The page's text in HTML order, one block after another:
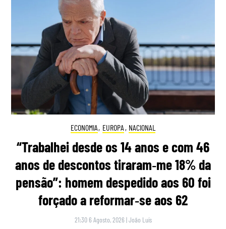
ECONOMIA, EUROPA , NACIONAL
“Trabalhei desde os 14 anos e com 46
anos de descontos tiraram‑me 18% da
pensão”: homem despedido aos 60 foi
forçado a reformar‑se aos 62
21:30 6 Agosto, 2026 |João Luís